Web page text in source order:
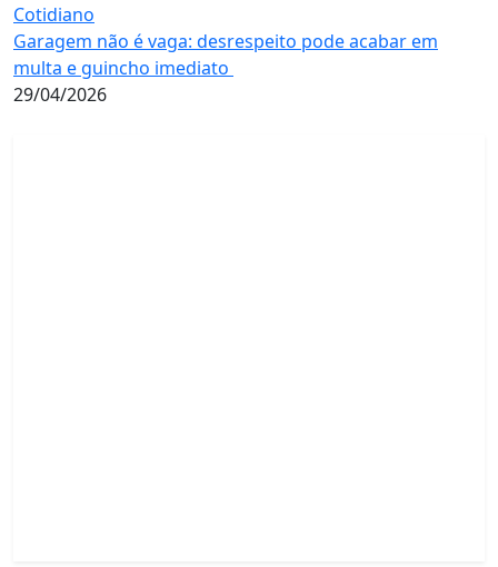
Cotidiano
Garagem não é vaga: desrespeito pode acabar em
multa e guincho imediato
29/04/2026